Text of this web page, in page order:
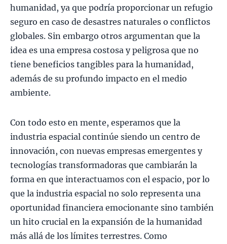
humanidad, ya que podría proporcionar un refugio
seguro en caso de desastres naturales o conflictos
globales. Sin embargo otros argumentan que la
idea es una empresa costosa y peligrosa que no
tiene beneficios tangibles para la humanidad,
además de su profundo impacto en el medio
ambiente.
Con todo esto en mente, esperamos que la
industria espacial continúe siendo un centro de
innovación, con nuevas empresas emergentes y
tecnologías transformadoras que cambiarán la
forma en que interactuamos con el espacio, por lo
que la industria espacial no solo representa una
oportunidad financiera emocionante sino también
un hito crucial en la expansión de la humanidad
más allá de los límites terrestres. Como